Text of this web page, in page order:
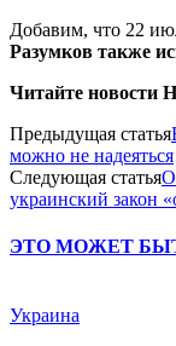
Добавим, что 22
Разумков также
Читайте новости
Предыдущая статья
можно не надеяться
Следующая статья
украинский закон
ЭТО МОЖЕТ
Украина